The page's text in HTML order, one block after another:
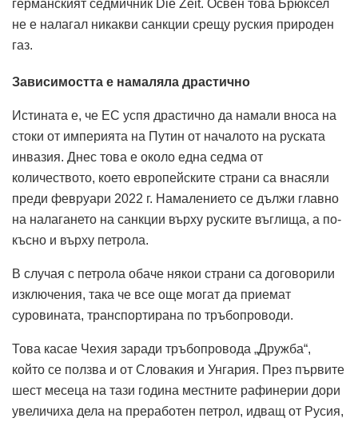
германският седмичник Die Zeit. Освен това Брюксел
не е налагал никакви санкции срещу руския природен
газ.
Зависимостта е намаляла драстично
Истината е, че ЕС успя драстично да намали вноса на
стоки от империята на Путин от началото на руската
инвазия. Днес това е около една седма от
количеството, което европейските страни са внасяли
преди февруари 2022 г. Намалението се дължи главно
на налагането на санкции върху руските въглища, а по-
късно и върху петрола.
В случая с петрола обаче някои страни са договорили
изключения, така че все още могат да приемат
суровината, транспортирана по тръбопроводи.
Това касае Чехия заради тръбопровода „Дружба“,
който се ползва и от Словакия и Унгария. През първите
шест месеца на тази година местните рафинерии дори
увеличиха дела на преработен петрол, идващ от Русия,